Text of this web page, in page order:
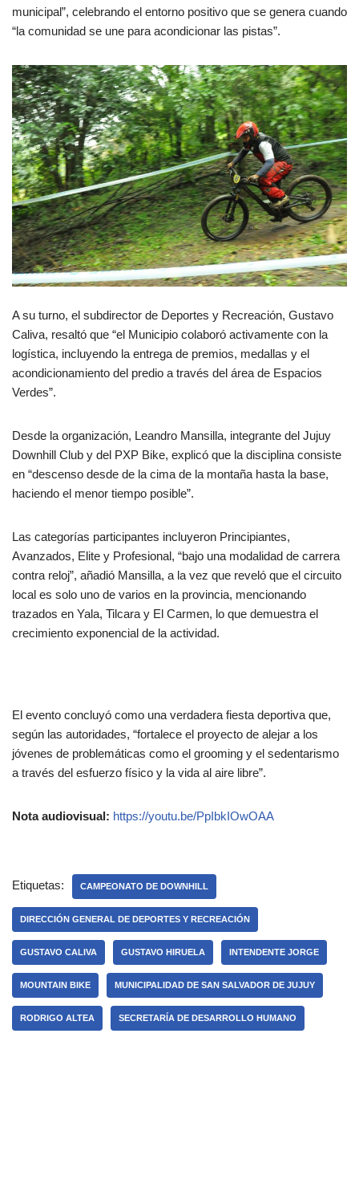
municipal”, celebrando el entorno positivo que se genera cuando
“la comunidad se une para acondicionar las pistas”.
A su turno, el subdirector de Deportes y Recreación, Gustavo
Caliva, resaltó que “el Municipio colaboró activamente con la
logística, incluyendo la entrega de premios, medallas y el
acondicionamiento del predio a través del área de Espacios
Verdes”.
Desde la organización, Leandro Mansilla, integrante del Jujuy
Downhill Club y del PXP Bike, explicó que la disciplina consiste
en “descenso desde de la cima de la montaña hasta la base,
haciendo el menor tiempo posible”.
Las categorías participantes incluyeron Principiantes,
Avanzados, Elite y Profesional, “bajo una modalidad de carrera
contra reloj”, añadió Mansilla, a la vez que reveló que el circuito
local es solo uno de varios en la provincia, mencionando
trazados en Yala, Tilcara y El Carmen, lo que demuestra el
crecimiento exponencial de la actividad.
El evento concluyó como una verdadera fiesta deportiva que,
según las autoridades, “fortalece el proyecto de alejar a los
jóvenes de problemáticas como el grooming y el sedentarismo
a través del esfuerzo físico y la vida al aire libre”.
Nota audiovisual: https://youtu.be/PpIbkIOwOAA
Etiquetas: CAMPEONATO DE DOWNHILL
DIRECCIÓN GENERAL DE DEPORTES Y RECREACIÓN
GUSTAVO CALIVA GUSTAVO HIRUELA INTENDENTE JORGE
MOUNTAIN BIKE MUNICIPALIDAD DE SAN SALVADOR DE JUJUY
RODRIGO ALTEA SECRETARÍA DE DESARROLLO HUMANO